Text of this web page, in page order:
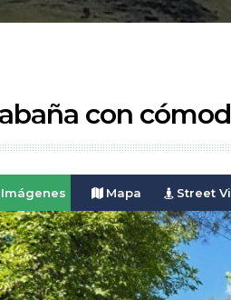
con
Imágenes Mapa Street